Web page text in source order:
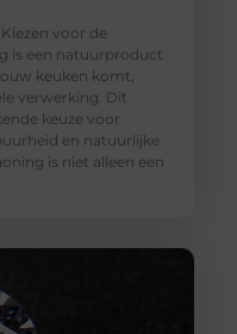
voor de
is een natuurproduct
keuken komt,
verwerking. Dit
keuze voor
en natuurlijke
is niet alleen een